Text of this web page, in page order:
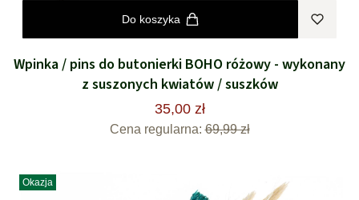
Do koszyka
Wpinka / pins do butonierki BOHO różowy - wykonany
z suszonych kwiatów / suszków
35,00 zł
Cena regularna: 69,99 zł
Okazja